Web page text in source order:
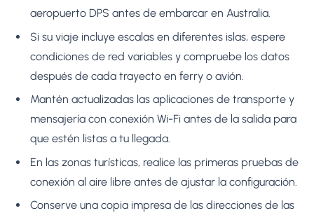
aeropuerto DPS antes de embarcar en Australia.
Si su viaje incluye escalas en diferentes islas, espere
condiciones de red variables y compruebe los datos
después de cada trayecto en ferry o avión.
Mantén actualizadas las aplicaciones de transporte y
mensajería con conexión Wi-Fi antes de la salida para
que estén listas a tu llegada.
En las zonas turísticas, realice las primeras pruebas de
conexión al aire libre antes de ajustar la configuración.
Conserve una copia impresa de las direcciones de las